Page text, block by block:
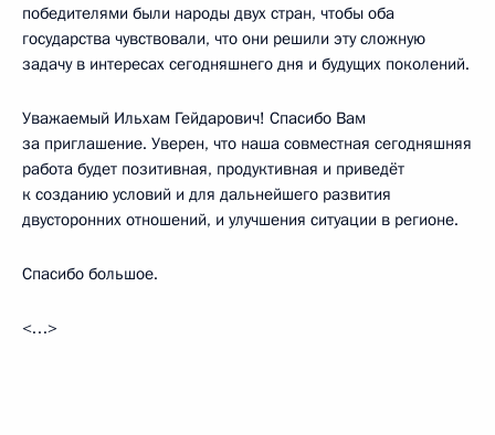
победителями были народы двух стран, чтобы оба
государства чувствовали, что они решили эту сложную
задачу в интересах сегодняшнего дня и будущих поколений.
Уважаемый Ильхам Гейдарович! Спасибо Вам
за приглашение. Уверен, что наша совместная сегодняшняя
работа будет позитивная, продуктивная и приведёт
к созданию условий и для дальнейшего развития
двусторонних отношений, и улучшения ситуации в регионе.
Спасибо большое.
<…>